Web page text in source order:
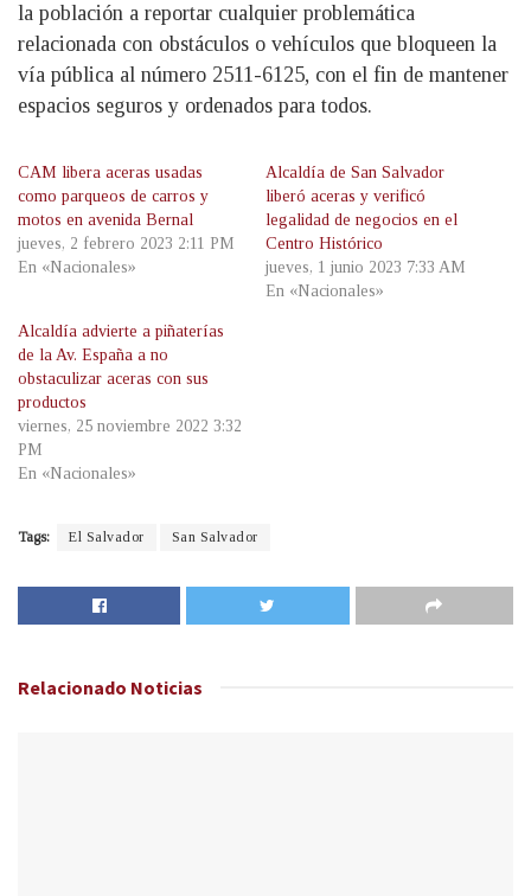
la población a reportar cualquier problemática
relacionada con obstáculos o vehículos que bloqueen la
vía pública al número 2511-6125, con el fin de mantener
espacios seguros y ordenados para todos.
CAM libera aceras usadas
como parqueos de carros y
motos en avenida Bernal
jueves, 2 febrero 2023 2:11 PM
En «Nacionales»
Alcaldía de San Salvador
liberó aceras y verificó
legalidad de negocios en el
Centro Histórico
jueves, 1 junio 2023 7:33 AM
En «Nacionales»
Alcaldía advierte a piñaterías
de la Av. España a no
obstaculizar aceras con sus
productos
viernes, 25 noviembre 2022 3:32
PM
En «Nacionales»
Tags: El Salvador San Salvador
Relacionado Noticias